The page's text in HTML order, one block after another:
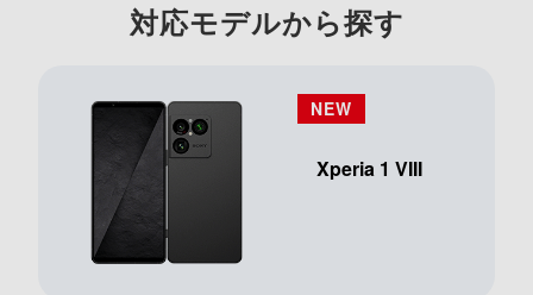
対応モデルから探す
Xperia 1 VIII